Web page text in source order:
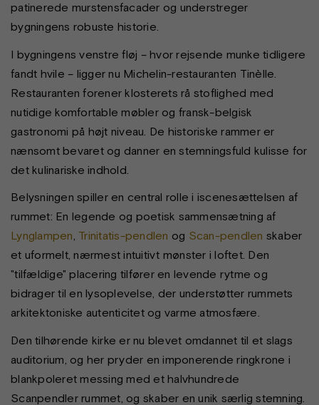
patinerede murstensfacader og understreger
bygningens robuste historie.
I bygningens venstre fløj – hvor rejsende munke tidligere
fandt hvile – ligger nu Michelin-restauranten Tinèlle.
Restauranten forener klosterets rå stoflighed med
nutidige komfortable møbler og fransk-belgisk
gastronomi på højt niveau. De historiske rammer er
nænsomt bevaret og danner en stemningsfuld kulisse for
det kulinariske indhold.
Belysningen spiller en central rolle i iscenesættelsen af
rummet: En legende og poetisk sammensætning af
Lynglampen Trinitatis-pendlen og Scan-pendlen skaber
et uformelt, nærmest intuitivt mønster i loftet. Den
"tilfældige" placering tilfører en levende rytme og
bidrager til en lysoplevelse, der understøtter rummets
arkitektoniske autenticitet og varme atmosfære.
Den tilhørende kirke er nu blevet omdannet til et slags
auditorium, og her pryder en imponerende ringkrone i
blankpoleret messing med et halvhundrede
Scanpendler rummet, og skaber en unik særlig stemning.